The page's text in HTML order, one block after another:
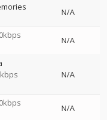
N/A
N/A
N/A
N/A